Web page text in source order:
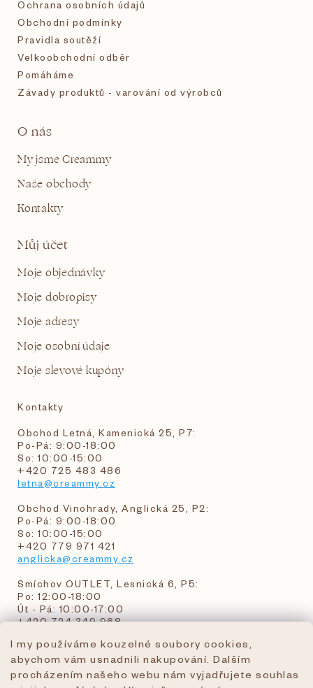
I my používáme kouzelné soubory cookies,
abychom vám usnadnili nakupování. Dalším
procházením našeho webu nám vyjadřujete souhlas
Ochrana osobních údajů
Obchodní podmínky
Pravidla soutěží
Velkoobchodní odběr
Pomáháme
Závady produktů - varování od výrobců
O nás
My jsme Creammy
Naše obchody
Kontakty
Můj účet
Moje objednávky
Moje dobropisy
Moje adresy
Moje osobní údaje
Moje slevové kupóny
Kontakty
Obchod Letná, Kamenická 25, P7:
Po-Pá: 9:00-18:00
So: 10:00-15:00
+420 725 483 486
letna@creammy.cz
Obchod Vinohrady, Anglická 25, P2:
Po-Pá: 9:00-18:00
So: 10:00-15:00
+420 779 971 421
anglicka@creammy.cz
Smíchov OUTLET, Lesnická 6, P5:
Po: 12:00-18:00
Út - Pá: 10:00-17:00
+420 724 349 968
objednavky@creammy.cz
tel:+420 724 349 968